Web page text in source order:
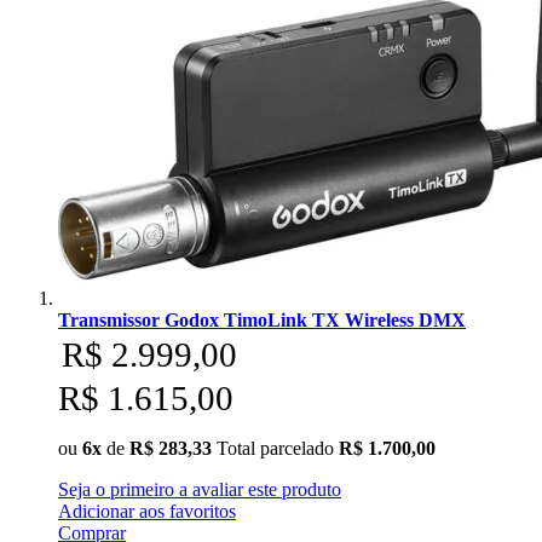
Tiffen
Tolifo
Triopo
Tsunami
Tulipa
Transmissor Godox TimoLink TX Wireless DMX
R$ 2.999,00
R$ 1.615,00
ou 6x de R$ 283,33 Total parcelado R$ 1.700,00
Seja o primeiro a avaliar este produto
Adicionar aos favoritos
Comprar